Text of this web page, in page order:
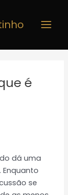
é
dá uma
se